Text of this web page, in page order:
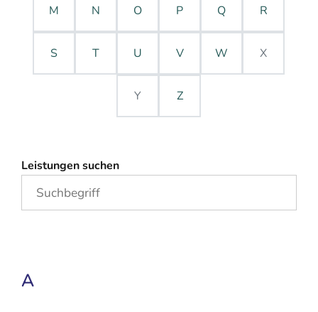
M N O P Q R
S T U V W X
Y Z
Leistungen suchen
A